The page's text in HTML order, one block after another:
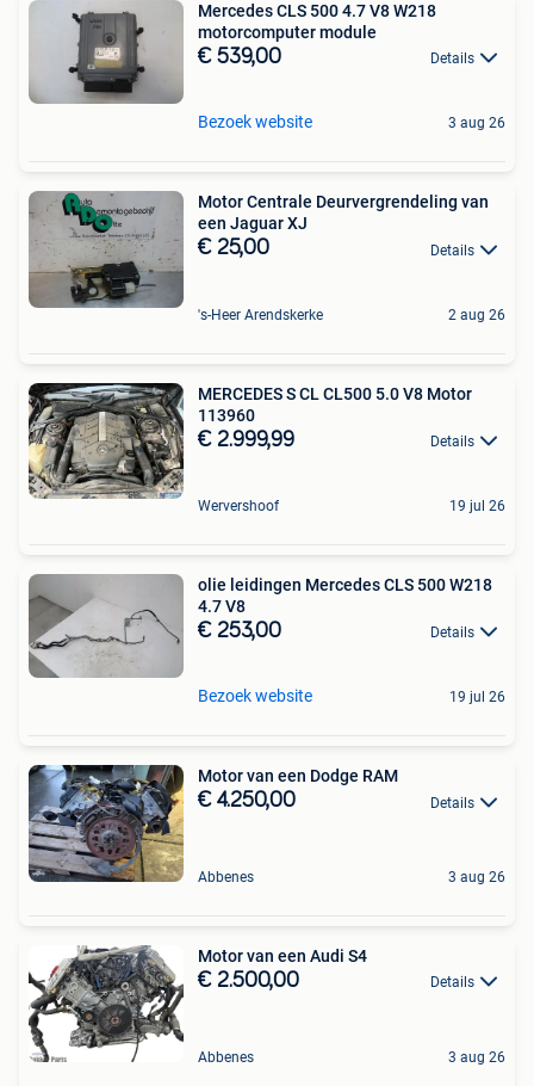
Mercedes CLS 500 4.7 V8 W218
motorcomputer module
€ 539,00 Details
Bezoek website 3 aug 26
Motor Centrale Deurvergrendeling van
een Jaguar XJ
€ 25,00 Details
's-Heer Arendskerke 2 aug 26
MERCEDES S CL CL500 5.0 V8 Motor
113960
€ 2.999,99 Details
Wervershoof 19 jul 26
olie leidingen Mercedes CLS 500 W218
4.7 V8
€ 253,00 Details
Bezoek website 19 jul 26
Motor van een Dodge RAM
€ 4.250,00 Details
Abbenes 3 aug 26
Motor van een Audi S4
€ 2.500,00 Details
Abbenes 3 aug 26